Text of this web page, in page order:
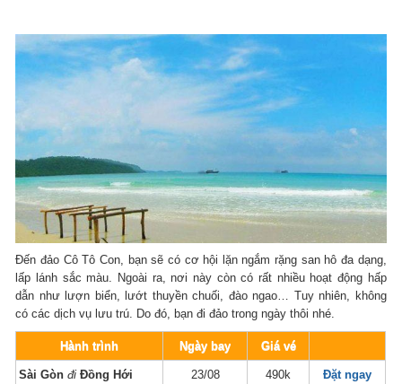
Đến đảo Cô Tô Con, bạn sẽ có cơ hội lặn ngắm rặng san hô đa dạng,
lấp lánh sắc màu. Ngoài ra, nơi này còn có rất nhiều hoạt động hấp
dẫn như lượn biển, lướt thuyền chuối, đào ngao… Tuy nhiên, không
có các dịch vụ lưu trú. Do đó, bạn đi đảo trong ngày thôi nhé.
Hành trình Ngày bay Giá vé
Sài Gònđi Đồng Hới 23/08 490k Đặt ngay